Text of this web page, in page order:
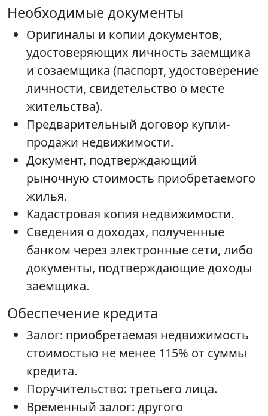
Необходимые документы
Оригиналы и копии документов,
удостоверяющих личность заемщика
и созаемщика (паспорт, удостоверение
личности, свидетельство о месте
жительства).
Предварительный договор купли-
продажи недвижимости.
Документ, подтверждающий
рыночную стоимость приобретаемого
жилья.
Кадастровая копия недвижимости.
Сведения о доходах, полученные
банком через электронные сети, либо
документы, подтверждающие доходы
заемщика.
Обеспечение кредита
Залог: приобретаемая недвижимость
стоимостью не менее 115% от суммы
кредита.
Поручительство: третьего лица.
Временный залог: другого